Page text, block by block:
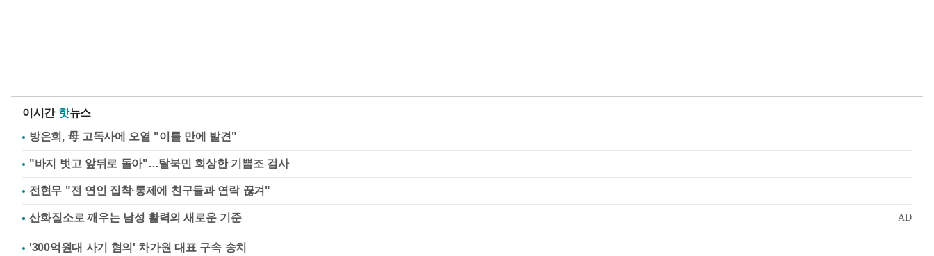
이시간 핫뉴스
방은희, 母 고독사에 오열 "이틀 만에 발견"
"바지 벗고 앞뒤로 돌아"…탈북민 회상한 기쁨조 검사
전현무 "전 연인 집착·통제에 친구들과 연락 끊겨"
'300억원대 사기 혐의' 차가원 대표 구속 송치